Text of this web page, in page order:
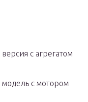
с агрегатом
модель с мотором